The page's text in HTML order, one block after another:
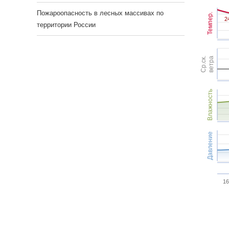
Темпер.
Ср.ск.ветра
Влажность
Давление
Пожароопасность в лесных массивах по
территории России